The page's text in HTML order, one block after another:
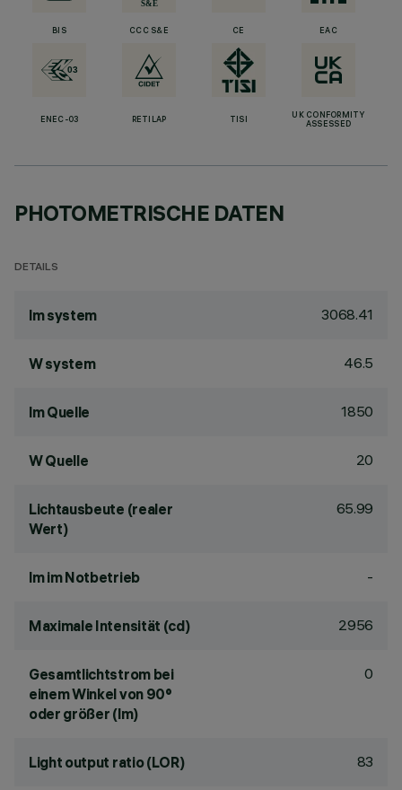
BIS CCC S&E CE EAC
ENEC-03 RETILAP TISI
UK CONFORMITY
ASSESSED
PHOTOMETRISCHE DATEN
DETAILS
lm system 3068.41
W system 46.5
lm Quelle 1850
W Quelle 20
Lichtausbeute (realer
Wert)
65.99
lm im Notbetrieb -
Maximale Intensität (cd) 2956
Gesamtlichtstrom bei
einem Winkel von 90°
oder größer (lm)
0
Light output ratio (LOR) 83